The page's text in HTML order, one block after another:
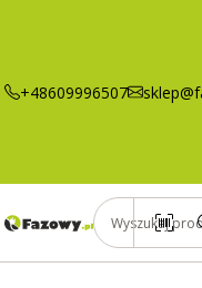
+48609996507
Wyszukaj
450/750V